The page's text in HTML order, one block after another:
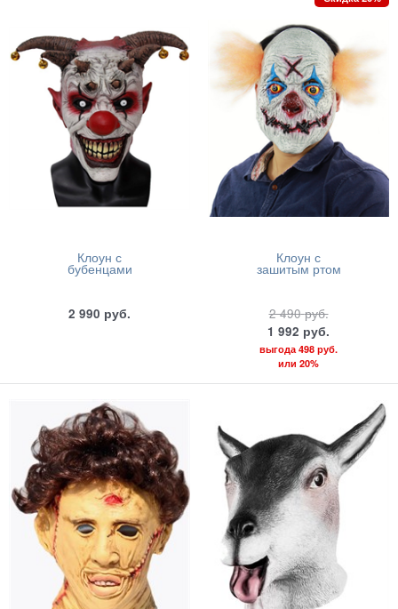
Клоун с
бубенцами
2 990 руб.
Клоун с
зашитым ртом
2 490 руб.
1 992 руб.
выгода 498 руб.
или 20%